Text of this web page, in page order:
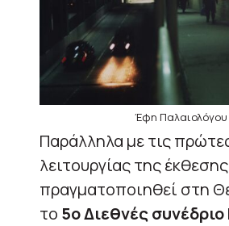
Έφη Παλαιολόγου
Παράλληλα με τις
λειτουργίας της
πραγματοποιηθεί στη
το 5ο Διεθνές